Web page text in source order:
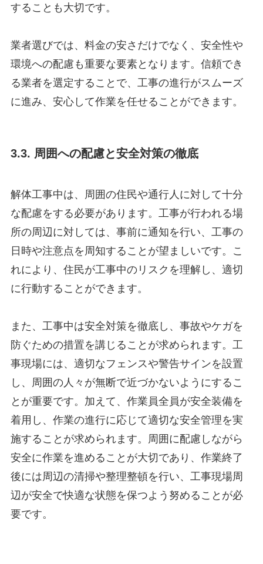
することも大切です。
業者選びでは、料金の安さだけでなく、安全性や
環境への配慮も重要な要素となります。信頼でき
る業者を選定することで、工事の進行がスムーズ
に進み、安心して作業を任せることができます。
3.3. 周囲への配慮と安全対策の徹底
解体工事中は、周囲の住民や通行人に対して十分
な配慮をする必要があります。工事が行われる場
所の周辺に対しては、事前に通知を行い、工事の
日時や注意点を周知することが望ましいです。こ
れにより、住民が工事中のリスクを理解し、適切
に行動することができます。
また、工事中は安全対策を徹底し、事故やケガを
防ぐための措置を講じることが求められます。工
事現場には、適切なフェンスや警告サインを設置
し、周囲の人々が無断で近づかないようにするこ
とが重要です。加えて、作業員全員が安全装備を
着用し、作業の進行に応じて適切な安全管理を実
施することが求められます。周囲に配慮しながら
安全に作業を進めることが大切であり、作業終了
後には周辺の清掃や整理整頓を行い、工事現場周
辺が安全で快適な状態を保つよう努めることが必
要です。